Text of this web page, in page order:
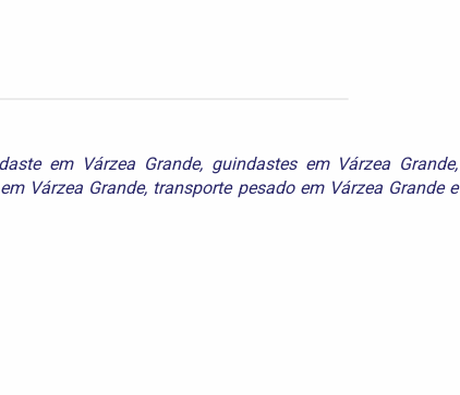
em Várzea Grande, guindastes em Várzea Grande,
Várzea Grande, transporte pesado em Várzea Grandee